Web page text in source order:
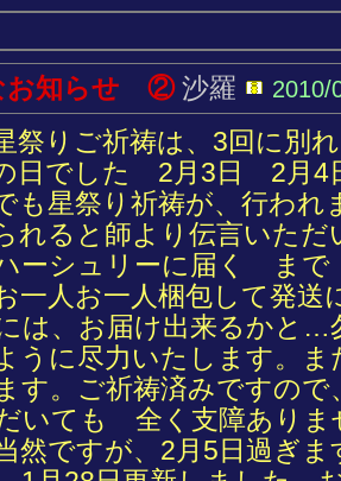
お知らせ ②沙羅 2010/
祭りご祈祷は、3回に別
日でした 2月3日 2月
も星祭り祈祷が、行わ
れると師より伝言いた
ーシュリーに届く ま
一人お一人梱包して発
は、お届け出来るか
うに尽力いたします。
す。ご祈祷済みですの
いても 全く支障あり
然ですが、2月5日過ぎ